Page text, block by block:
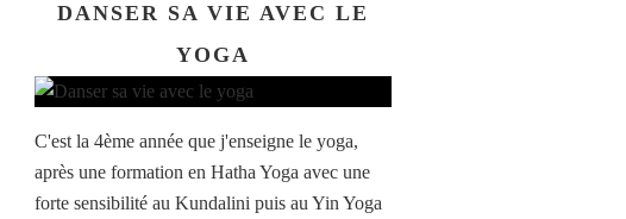
DANSER SA VIE AVEC LE
YOGA
C'est la 4ème année que j'enseigne le yoga,
après une formation en Hatha Yoga avec une
forte sensibilité au Kundalini puis au Yin Yoga